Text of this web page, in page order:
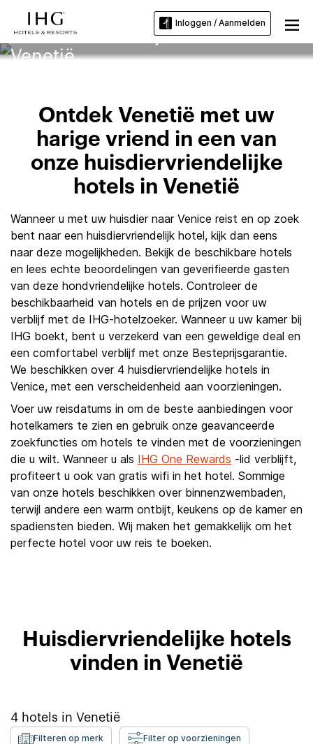
Inloggen / Aanmelden
Huisdiervriendelijke hotels in
Venetië
Ontdek Venetië met uw
harige vriend in een van
onze huisdiervriendelijke
hotels in Venetië
Wanneer u met uw huisdier naar Venice reist en op zoek
bent naar een huisdiervriendelijk hotel, kijk dan eens
naar deze mogelijkheden. Bekijk de beschikbare hotels
en lees echte beoordelingen van geverifieerde gasten
van deze hondvriendelijke hotels. Controleer de
beschikbaarheid van hotels en de prijzen voor uw
verblijf met de IHG-hotelzoeker. Wanneer u uw kamer bij
IHG boekt, bent u verzekerd van een geweldige deal en
een comfortabel verblijf met onze Besteprijsgarantie.
We beschikken over 4 huisdiervriendelijke hotels in
Venice, met een verscheidenheid aan voorzieningen.
Voer uw reisdatums in om de beste aanbiedingen voor
hotelkamers te zien en gebruik onze geavanceerde
zoekfuncties om hotels te vinden met de voorzieningen
die u wilt. Wanneer u als IHG One Rewards -lid verblijft,
profiteert u ook van gratis wifi in het hotel. Sommige
van onze hotels beschikken over binnenzwembaden,
terwijl andere een warm ontbijt, keukens op de kamer en
spadiensten bieden. Wij maken het gemakkelijk om het
perfecte hotel voor uw reis te boeken.
Huisdiervriendelijke hotels
vinden in Venetië
4 hotels in Venetië
Filteren op merk Filter op voorzieningen